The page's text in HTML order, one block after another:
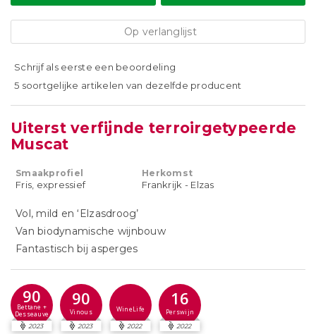
Op verlanglijst
Schrijf als eerste een beoordeling
5 soortgelijke artikelen van dezelfde producent
Uiterst verfijnde terroirgetypeerde
Muscat
Smaakprofiel
Fris, expressief
Herkomst
Frankrijk - Elzas
Vol, mild en ‘Elzasdroog’
Van biodynamische wijnbouw
Fantastisch bij asperges
90
Bettane +
Desseauve
2023
90
Vinous
2023
WineLife
2022
16
Perswijn
2022